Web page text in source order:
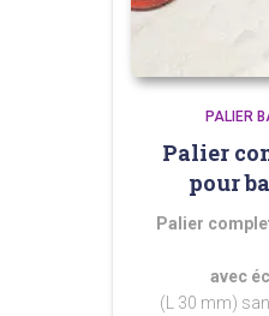
PALIER
Palier
pour
Palier
avec
(L 30 mm)